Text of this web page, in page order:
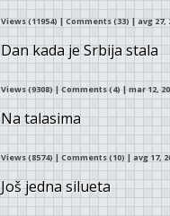
Views (11954)|Comments (33)| avg 27,
Dan kada je Srbija stala
Views (9308)|Comments (4)| mar 12,
Na talasima
Views (8574) | Comments (10) | avg 17,
Još jedna silueta